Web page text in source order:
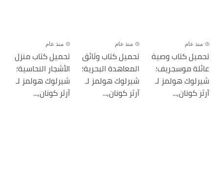
منذ عام
تحميل كتاب وصية
عائلة موسجريف؛
شيرلوك هولمز لـ
آرثر كونان,...
منذ عام
تحميل كتاب وثائق
المعاهدة البحرية؛
شيرلوك هولمز لـ
آرثر كونان,...
منذ عام
تحميل كتاب منزل
الأشجار النحاسية؛
شيرلوك هولمز لـ
آرثر كونان,...